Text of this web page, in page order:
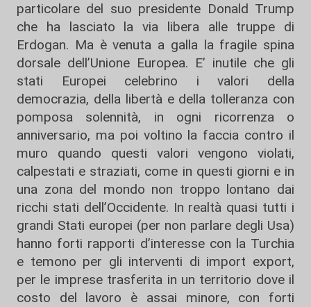
particolare del suo presidente Donald Trump
che ha lasciato la via libera alle truppe di
Erdogan. Ma è venuta a galla la fragile spina
dorsale dell’Unione Europea. E’ inutile che gli
stati Europei celebrino i valori della
democrazia, della libertà e della tolleranza con
pomposa solennità, in ogni ricorrenza o
anniversario, ma poi voltino la faccia contro il
muro quando questi valori vengono violati,
calpestati e straziati, come in questi giorni e in
una zona del mondo non troppo lontano dai
ricchi stati dell’Occidente. In realtà quasi tutti i
grandi Stati europei (per non parlare degli Usa)
hanno forti rapporti d’interesse con la Turchia
e temono per gli interventi di import export,
per le imprese trasferita in un territorio dove il
costo del lavoro è assai minore, con forti